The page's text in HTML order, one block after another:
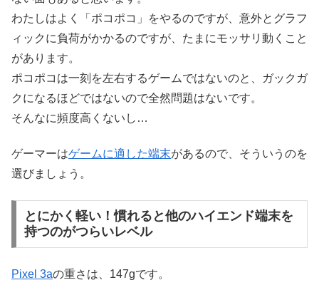
わたしはよく「ポコポコ」をやるのですが、意外とグラフ
ィックに負荷がかかるのですが、たまにモッサリ動くこと
があります。
ポコポコは一刻を左右するゲームではないのと、ガックガ
クになるほどではないので全然問題はないです。
そんなに頻度高くないし…
ゲーマーはゲームに適した端末があるので、そういうのを
選びましょう。
とにかく軽い！慣れると他のハイエンド端末を
持つのがつらいレベル
Pixel 3aの重さは、147gです。